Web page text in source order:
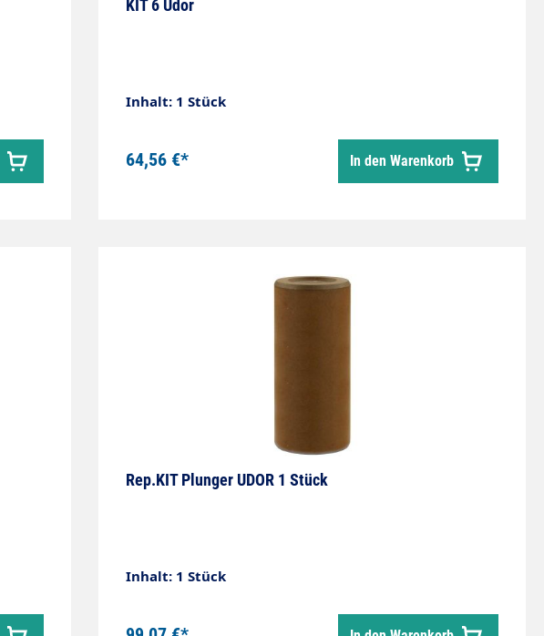
KIT 6 Udor
Inhalt: 1 Stück
64,56 €* In den Warenkorb
Rep.KIT Plunger UDOR 1 Stück
Inhalt: 1 Stück